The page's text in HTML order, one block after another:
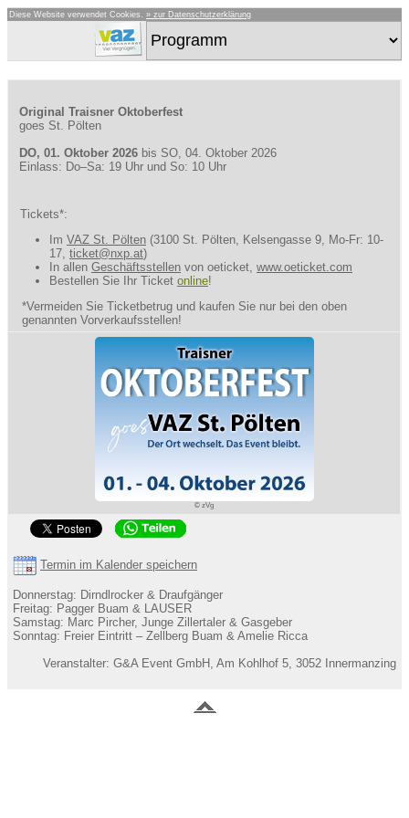
Diese Website verwendet Cookies. » zur Datenschutzerklärung
Original Traisner Oktoberfest
goes St. Pölten
DO, 01. Oktober 2026 bis SO, 04. Oktober 2026
Einlass: Do–Sa: 19 Uhr und So: 10 Uhr
Tickets*:
Im VAZ St. Pölten (3100 St. Pölten, Kelsengasse 9, Mo-Fr: 10-
17, ticket@nxp.at)
In allen Geschäftsstellen von oeticket, www.oeticket.com
Bestellen Sie Ihr Ticket online!
*Vermeiden Sie Ticketbetrug und kaufen Sie nur bei den oben
genannten Vorverkaufsstellen!
© zVg
Termin im Kalender speichern
Donnerstag: Dirndlrocker & Draufgänger
Freitag: Pagger Buam & LAUSER
Samstag: Marc Pircher, Junge Zillertaler & Gasgeber
Sonntag: Freier Eintritt – Zellberg Buam & Amelie Ricca
Veranstalter: G&A Event GmbH, Am Kohlhof 5, 3052 Innermanzing